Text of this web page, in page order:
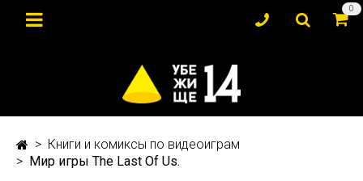
0
Книги и комиксы по видеоиграм
Мир игры The Last Of Us.